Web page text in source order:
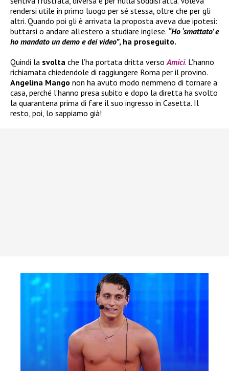
rendersi utile in primo luogo per sé stessa, oltre che per gli
altri. Quando poi gli è arrivata la proposta aveva due ipotesi:
buttarsi o andare all’estero a studiare inglese. “Ho ‘smattato’ e
ho mandato un demo e dei video”, ha proseguito.
Quindi la svolta che l’ha portata dritta verso Amici. L’hanno
richiamata chiedendole di raggiungere Roma per il provino.
Angelina Mango non ha avuto modo nemmeno di tornare a
casa, perché l’hanno presa subito e dopo la diretta ha svolto
la quarantena prima di fare il suo ingresso in Casetta. Il
resto, poi, lo sappiamo già!